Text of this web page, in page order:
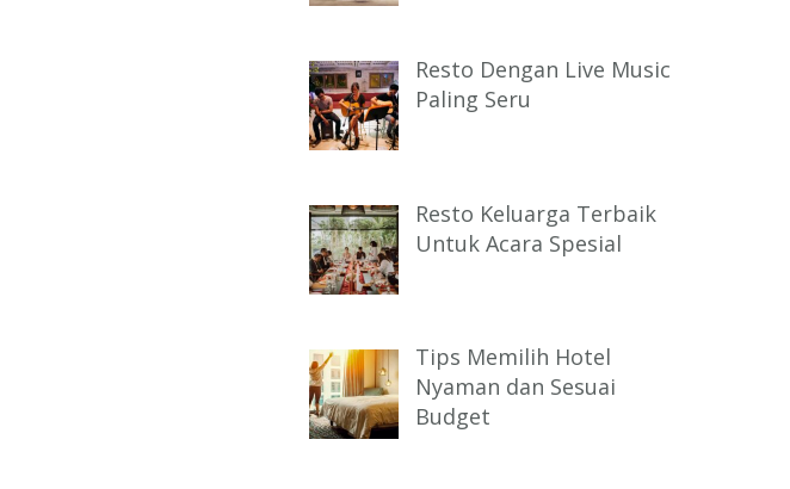
Resto Dengan Live Music
Paling Seru
Resto Keluarga Terbaik
Untuk Acara Spesial
Tips Memilih Hotel
Nyaman dan Sesuai
Budget